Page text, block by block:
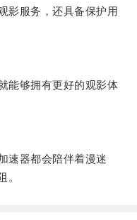
服务，还具备保护用
够拥有更好的观影体
器都会陪伴着漫迷
。